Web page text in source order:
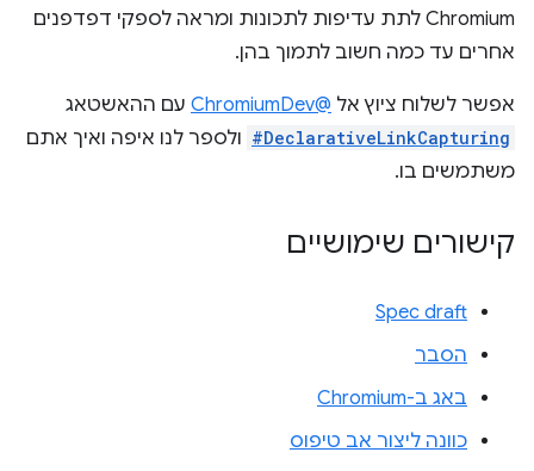
Chromium לתת עדיפות לתכונות ומראה לספקי דפדפנים
אחרים עד כמה חשוב לתמוך בהן.
אפשר לשלוח ציוץ אל @ChromiumDev עם ההאשטאג
#DeclarativeLinkCapturing ולספר לנו איפה ואיך אתם
משתמשים בו.
קישורים שימושיים
Spec draft
הסבר
באג ב-Chromium
כוונה ליצור אב טיפוס